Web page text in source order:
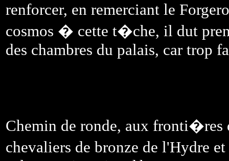
renforcer, en remerciant le
cosmos � cette t�che, il dut
des chambres du palais, car trop
Chemin de ronde, aux fronti�res
chevaliers de bronze de l'Hydre